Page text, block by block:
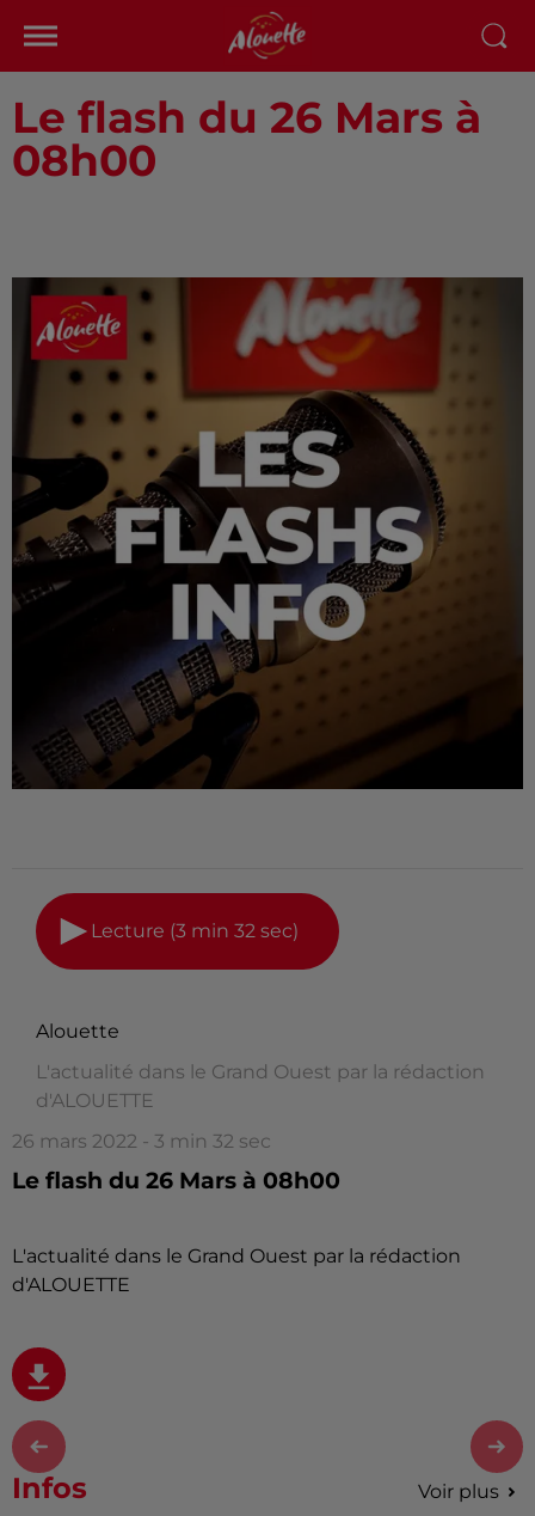
Le flash du 26 Mars à
08h00
Lecture (3 min 32 sec)
Alouette
L'actualité dans le Grand Ouest par la rédaction
d'ALOUETTE
26 mars 2022 - 3 min 32 sec
Le flash du 26 Mars à 08h00
L'actualité dans le Grand Ouest par la rédaction
d'ALOUETTE
Infos Voir plus